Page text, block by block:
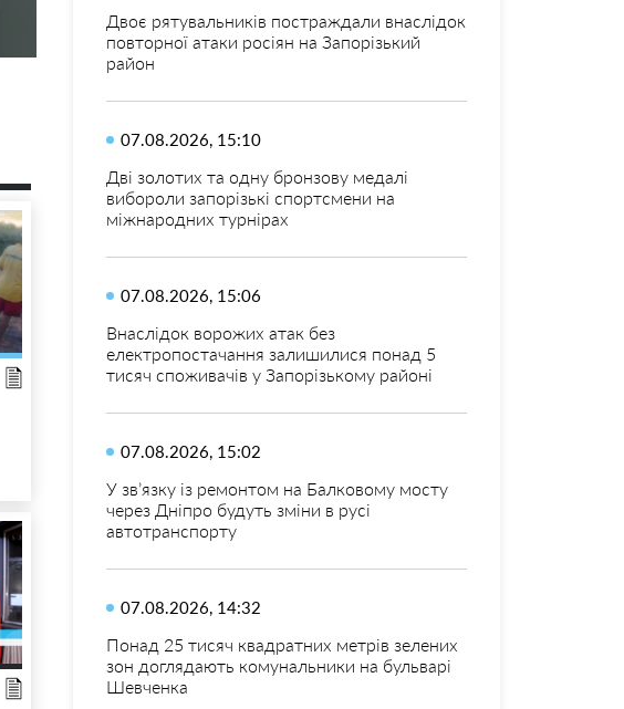
Двоє рятувальників постраждали внаслідок
повторної атаки росіян на Запорізький
район
07.08.2026, 15:10
Дві золотих та одну бронзову медалі
вибороли запорізькі спортсмени на
міжнародних турнірах
07.08.2026, 15:06
Внаслідок ворожих атак без
електропостачання залишилися понад 5
тисяч споживачів у Запорізькому районі
07.08.2026, 15:02
У зв’язку із ремонтом на Балковому мосту
через Дніпро будуть зміни в русі
автотранспорту
07.08.2026, 14:32
Понад 25 тисяч квадратних метрів зелених
зон доглядають комунальники на бульварі
Шевченка